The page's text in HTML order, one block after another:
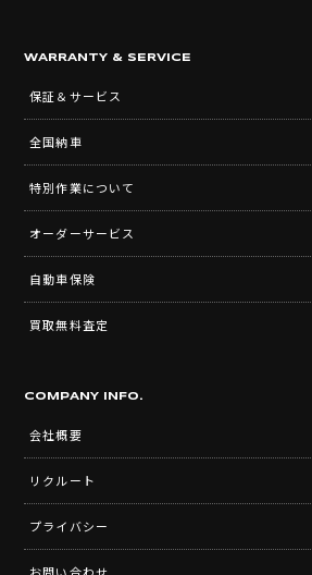
WARRANTY & SERVICE
保証＆サービス
全国納車
特別作業について
オーダーサービス
自動車保険
買取無料査定
COMPANY INFO.
会社概要
リクルート
プライバシー